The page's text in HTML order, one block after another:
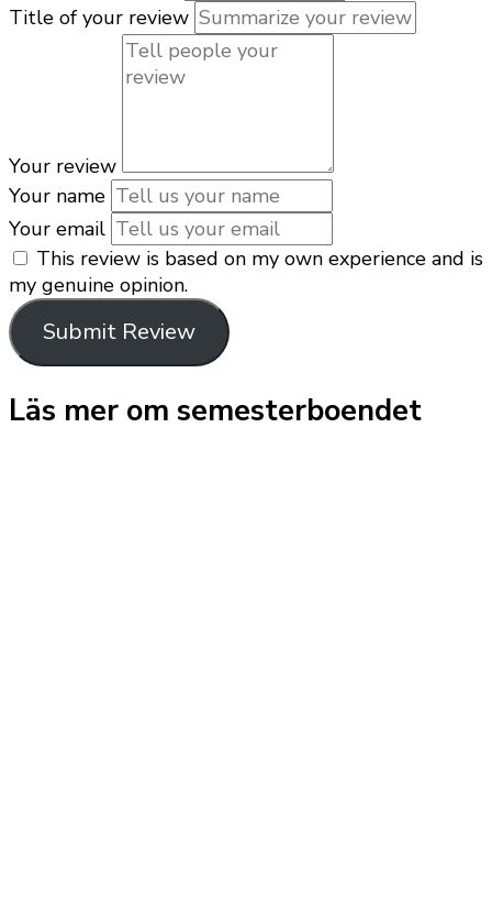
Title of your review
Your review
Your name
Your email
This review is based on my own experience and is
my genuine opinion.
Submit Review
Läs mer om semesterboendet